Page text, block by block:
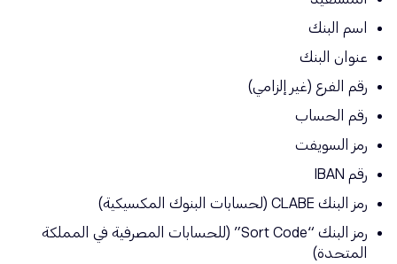
اسم البنك
عنوان البنك
رقم الفرع (غير إلزامي)
رقم الحساب
رمز السويفت
رقم IBAN
رمز البنك CLABE (لحسابات البنوك المكسيكية)
رمز البنك “Sort Code” (للحسابات المصرفية في المملكة
المتحدة)